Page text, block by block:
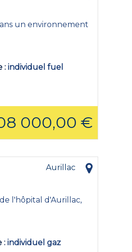
un environnement
individuel fuel
000,00 €
Aurillac
l'hôpital d'Aurillac,
individuel gaz